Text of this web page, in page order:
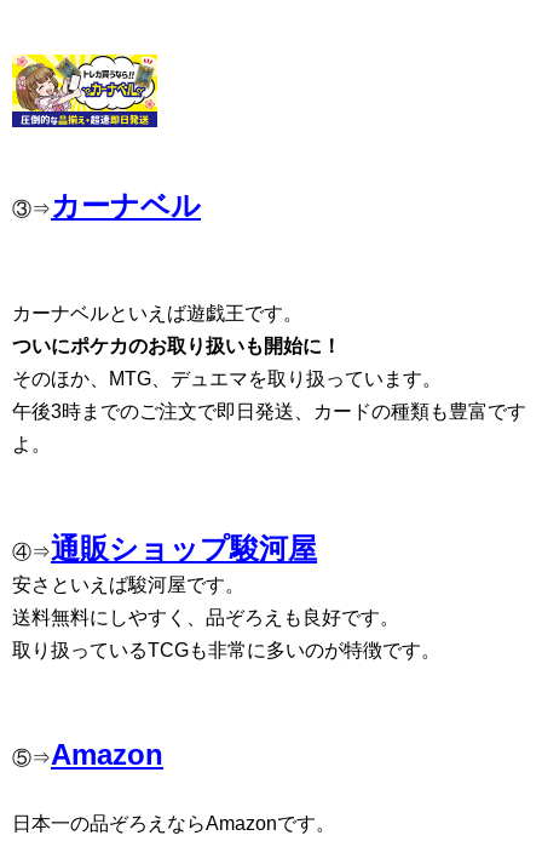
③⇒ カーナベル
カーナベルといえば遊戯王です。
ついにポケカのお取り扱いも開始に！
そのほか、MTG、デュエマを取り扱っています。
午後3時までのご注文で即日発送、カードの種類も豊富です
よ。
④⇒通販ショップ駿河屋
安さといえば駿河屋です。
送料無料にしやすく、品ぞろえも良好です。
取り扱っているTCGも非常に多いのが特徴です。
⑤⇒Amazon
日本一の品ぞろえならAmazonです。